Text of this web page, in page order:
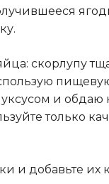
скорлупу
и обдаю
только
и добавьте их